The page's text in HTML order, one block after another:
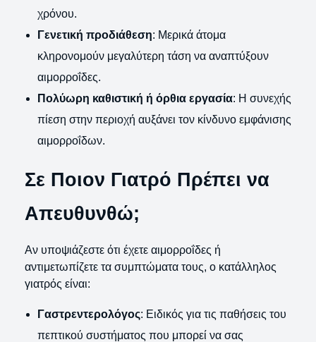
χρόνου.
Γενετική προδιάθεση: Μερικά άτομα
κληρονομούν μεγαλύτερη τάση να αναπτύξουν
αιμορροΐδες.
Πολύωρη καθιστική ή όρθια εργασία: Η συνεχής
πίεση στην περιοχή αυξάνει τον κίνδυνο εμφάνισης
αιμορροΐδων.
Σε Ποιον Γιατρό Πρέπει να
Απευθυνθώ;
Αν υποψιάζεστε ότι έχετε αιμορροΐδες ή
αντιμετωπίζετε τα συμπτώματα τους, ο κατάλληλος
γιατρός είναι:
Γαστρεντερολόγος: Ειδικός για τις παθήσεις του
πεπτικού συστήματος που μπορεί να σας